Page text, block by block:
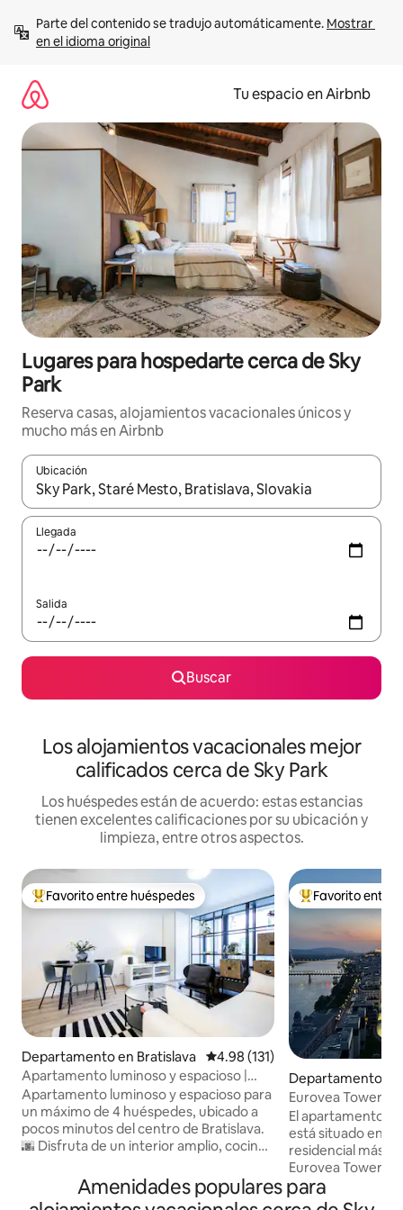
contenido
Parte del contenido se tradujo automáticamente. Mostrar
en el idioma original
Tu espacio en Airbnb
Lugares para hospedarte cerca de Sky
Park
Reserva casas, alojamientos vacacionales únicos y
mucho más en Airbnb
Ubicación
Cuando los resultados estén disponibles, podrás navegar
Llegada
Salida
Buscar
Los alojamientos vacacionales mejor
calificados cerca de Sky Park
Los huéspedes están de acuerdo: estas estancias
tienen excelentes calificaciones por su ubicación y
limpieza, entre otros aspectos.
De los mejores en Favorito entre huéspedes
Favorito entre huéspedes
Departamento en Bratislava Calificación promedio: 4.98 de
4.98 (131)
Apartamento luminoso y espacioso |
Garaje + balcón
Apartamento luminoso y espacioso para
un máximo de 4 huéspedes, ubicado a
pocos minutos del centro de Bratislava.
🌆 Disfruta de un interior amplio, cocina
suelo radiante y refrigeración por techo,
wifi rápido, balcón amplio,
De los mejores
Favorito entre
Departamento en
Eurovea Tower
El apartamento
está situado en la
residencial más
Eurovea Tower,
centro histórico,
popular paseo a
Amenidades populares para